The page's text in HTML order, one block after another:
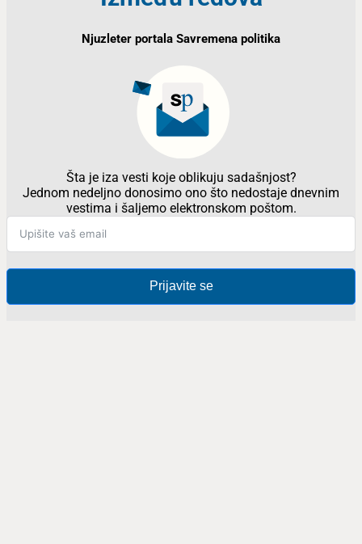
Njuzleter portala Savremena politika
Šta je iza vesti koje oblikuju sadašnjost?
Jednom nedeljno donosimo ono što nedostaje dnevnim
vestima i šaljemo elektronskom poštom.
Prijavite se